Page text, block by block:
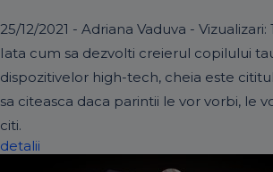
25/12/2021 - Adriana Vaduva - Vizualizari:
Iata cum sa dezvolti creierul copilului
dispozitivelor high-tech, cheia este
sa citeasca daca parintii le vor vorbi, le
citi.
detalii